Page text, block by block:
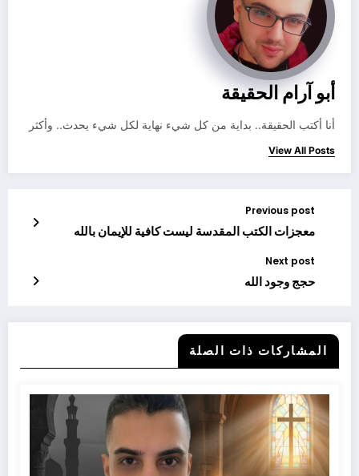
أبو آرام الحقيقة
أنا أكتب الحقيقة.. بداية من كل شيء نهاية لكل شيء يحدث.. وأكثر
View All Posts
Previous post
معجزات الكتب المقدسة ليست كافية للإيمان بالله
Next post
حجج وجود الله
المشاركات ذات الصلة